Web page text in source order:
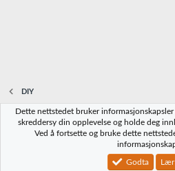
DIY
Norbrygg-default
Vilkår og regler
Community platform by XenForo® © 2010-2023
Dette nettstedet bruker
skreddersy din opplevelse og holde deg
Ved å fortsette og bruke dette
Godta Lær